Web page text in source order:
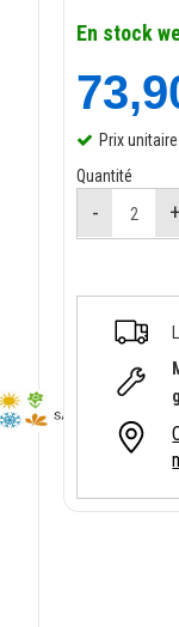
En stock
Prix unitaire
Quantité